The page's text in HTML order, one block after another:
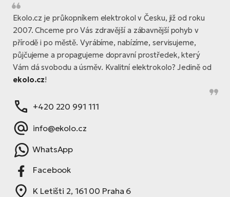
Ekolo.cz je průkopníkem elektrokol v Česku, již od roku
2007. Chceme pro Vás zdravější a zábavnější pohyb v
přírodě i po městě. Vyrábíme, nabízíme, servisujeme,
půjčujeme a propagujeme dopravní prostředek, který
Vám dá svobodu a úsměv. Kvalitní elektrokolo? Jedině od
ekolo.cz!
+420 220 991 111
info@ekolo.cz
WhatsApp
Facebook
K Letišti 2, 161 00 Praha 6